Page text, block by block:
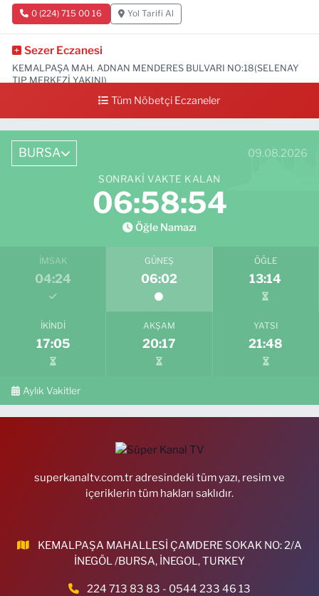
0 (224) 715 00 16 Yol Tarifi Al
Sezer Eczanesi
KEMALPAŞA MAH. ADNAN MENDERES BULVARI NO:18(SELENAY
TIP MERKEZİ YAKINI)
0 (224) 711 64 49 Yol Tarifi Al
Tüm Nöbetçi Eczaneler
BURSA 09.08.2026
SONRAKI VAKTE KALAN
06:58:53
Öğle Namazı
İMSAK
04:24
GÜNEŞ
06:02
ÖĞLE
13:14
İKINDI
17:05
AKŞAM
20:17
YATSI
21:48
Aylık Vakitler
superkanaltv.com.tr adresindeki tüm yazı, resim ve
içeriklerin tüm hakları saklıdır.
KEMALPAŞA MAHALLESİ ÇAMDERE SOKAK NO: 2/A
İNEGÖL /BURSA, İNEGOL, TURKEY
224 713 83 83 - 0544 233 46 13